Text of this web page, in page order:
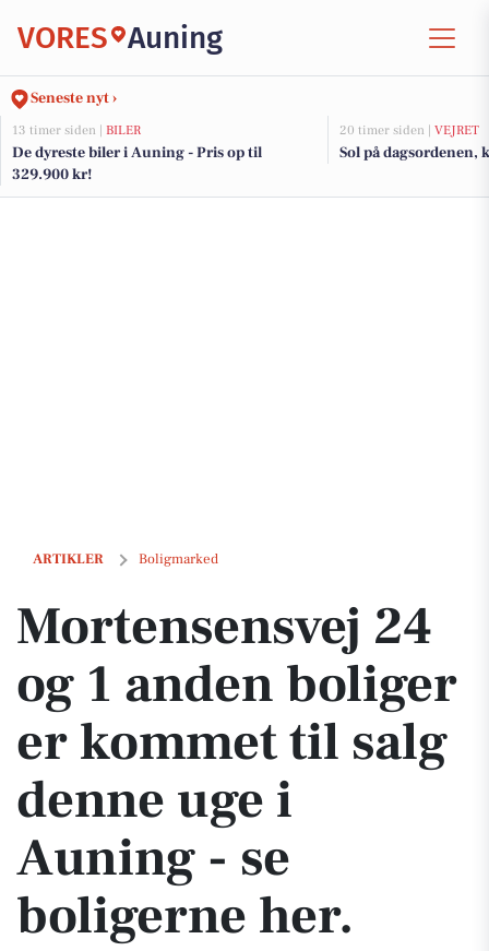
VORES Auning
Seneste nyt ›
13 timer siden | BILER
De dyreste biler i Auning - Pris op til
329.900 kr!
20 timer siden | VEJRET
Sol på dagsordenen,
ARTIKLER Boligmarked
Mortensensvej 24 og 1 anden boliger er kommet til salg denne uge i
Mortensensvej 24
og 1 anden boliger
er kommet til salg
denne uge i
Auning - se
boligerne her.